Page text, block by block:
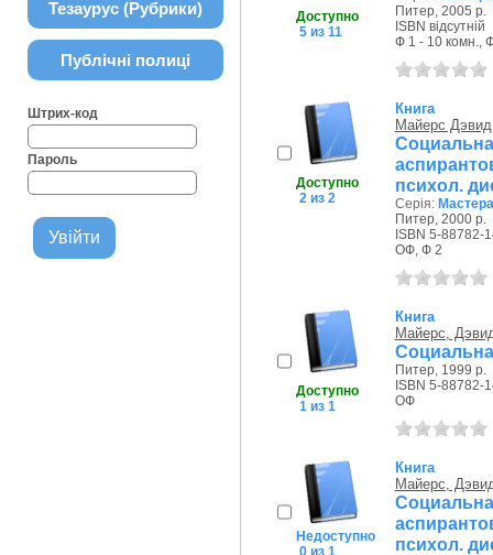
Тезаурус (Рубрики)
Публічні полиці
Штрих-код
Пароль
Доступно
5 из 11
Питер, 2005 р.
ISBN відсутній
Ф 1 - 10 комн.,
Доступно
2 из 2
Книга
Майерс
психол.
Серія:
Питер, 2000 р.
ISBN 5-88782-
ОФ, Ф 2
Доступно
1 из 1
Книга
Майерс,
Питер, 1999 р.
ISBN 5-88782-
ОФ
Недоступно
0 из 1
Книга
Майерс,
психол.